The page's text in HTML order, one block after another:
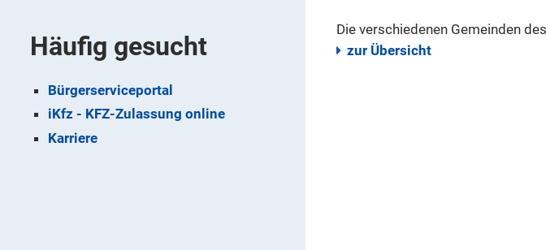
Die verschiedenen Gemeinden
zur Übersicht
Häufig gesucht
Bürgerserviceportal
iKfz - KFZ-Zulassung online
Karriere